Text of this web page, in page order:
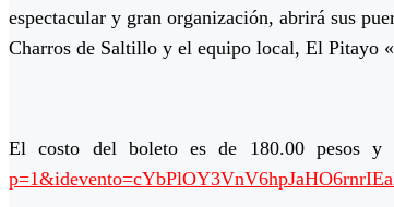
espectacular y gran organización, abrirá sus
Charros de Saltillo y el equipo local, El Pitayo
El costo del boleto es de 180.00 pesos